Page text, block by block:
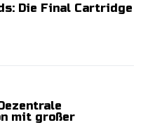
Die Final Cartridge
mit großer